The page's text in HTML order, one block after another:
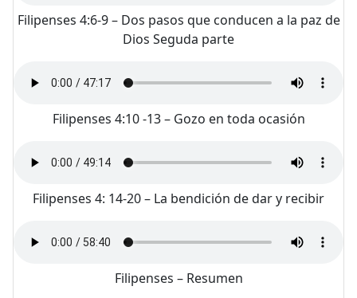
Filipenses 4:6-9 – Dos pasos que conducen a la paz de
Dios Seguda parte
Filipenses 4:10 -13 – Gozo en toda ocasión
Filipenses 4: 14-20 – La bendición de dar y recibir
Filipenses – Resumen